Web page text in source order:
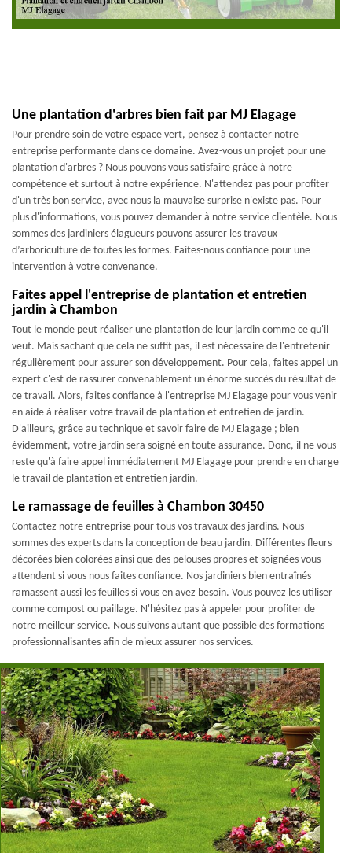
Une plantation d'arbres bien fait par MJ Elagage
Pour prendre soin de votre espace vert, pensez à contacter notre
entreprise performante dans ce domaine. Avez-vous un projet pour une
plantation d'arbres ? Nous pouvons vous satisfaire grâce à notre
compétence et surtout à notre expérience. N'attendez pas pour profiter
d'un très bon service, avec nous la mauvaise surprise n'existe pas. Pour
plus d'informations, vous pouvez demander à notre service clientèle. Nous
sommes des jardiniers élagueurs pouvons assurer les travaux
d’arboriculture de toutes les formes. Faites-nous confiance pour une
intervention à votre convenance.
Faites appel l'entreprise de plantation et entretien
jardin à Chambon
Tout le monde peut réaliser une plantation de leur jardin comme ce qu'il
veut. Mais sachant que cela ne suffit pas, il est nécessaire de l'entretenir
régulièrement pour assurer son développement. Pour cela, faites appel un
expert c'est de rassurer convenablement un énorme succès du résultat de
ce travail. Alors, faites confiance à l'entreprise MJ Elagage pour vous venir
en aide à réaliser votre travail de plantation et entretien de jardin.
D'ailleurs, grâce au technique et savoir faire de MJ Elagage ; bien
évidemment, votre jardin sera soigné en toute assurance. Donc, il ne vous
reste qu'à faire appel immédiatement MJ Elagage pour prendre en charge
le travail de plantation et entretien jardin.
Le ramassage de feuilles à Chambon 30450
Contactez notre entreprise pour tous vos travaux des jardins. Nous
sommes des experts dans la conception de beau jardin. Différentes fleurs
décorées bien colorées ainsi que des pelouses propres et soignées vous
attendent si vous nous faites confiance. Nos jardiniers bien entraînés
ramassent aussi les feuilles si vous en avez besoin. Vous pouvez les utiliser
comme compost ou paillage. N'hésitez pas à appeler pour profiter de
notre meilleur service. Nous suivons autant que possible des formations
professionnalisantes afin de mieux assurer nos services.